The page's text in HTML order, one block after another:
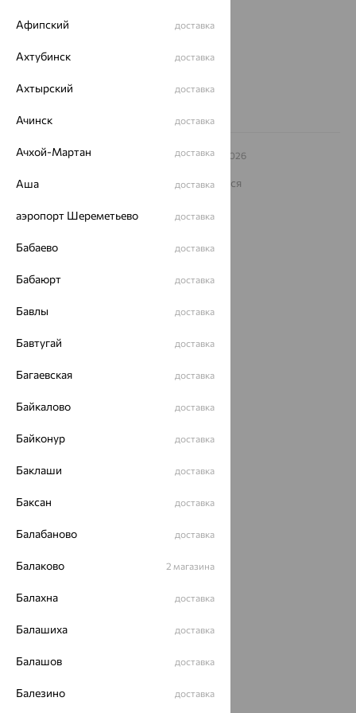
Другие города
8 (800) 250-02-30
Заказать звонок
© ООО «Ювелирный дом «Кристалл»,2009 – 2026
На информационном ресурсе применяются
рекомендательные технологии
ОГРН 1044800168379
Разработка сайта —
Афипский доставка
Ахтубинск доставка
Ахтырский доставка
Ачинск доставка
Ачхой-Мартан доставка
Аша доставка
аэропорт Шереметьево доставка
Бабаево доставка
Бабаюрт доставка
Бавлы доставка
Бавтугай доставка
Багаевская доставка
Байкалово доставка
Байконур доставка
Баклаши доставка
Баксан доставка
Балабаново доставка
Балаково 2 магазина
Балахна доставка
Балашиха доставка
Балашов доставка
Балезино доставка